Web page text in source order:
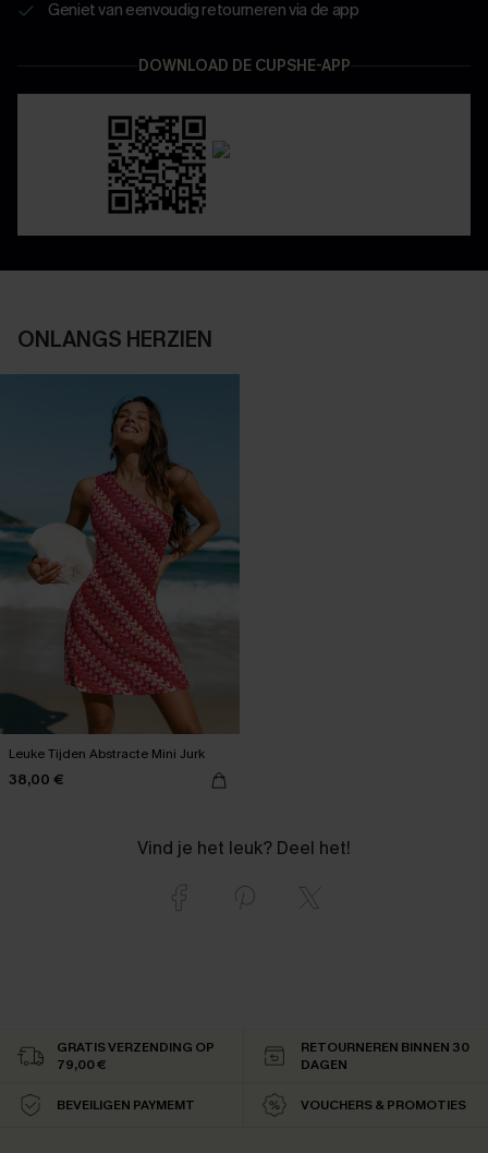
Geniet van eenvoudig retourneren via de app
DOWNLOAD DE CUPSHE-APP
ONLANGS HERZIEN
Leuke Tijden Abstracte Mini Jurk
38,00 €
Vind je het leuk? Deel het!
GRATIS VERZENDING OP
79,00 €
RETOURNEREN BINNEN 30
DAGEN
BEVEILIGEN PAYMEMT VOUCHERS & PROMOTIES